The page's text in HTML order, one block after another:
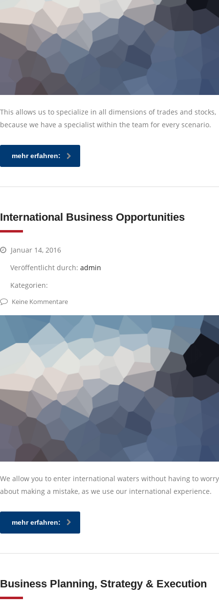
This allows us to specialize in all dimensions of trades and stocks,
because we have a specialist within the team for every scenario.
mehr erfahren:
International Business Opportunities
Januar 14, 2016
Veröffentlicht durch: admin
Kategorien:
Keine Kommentare
We allow you to enter international waters without having to worry
about making a mistake, as we use our international experience.
mehr erfahren:
Business Planning, Strategy & Execution